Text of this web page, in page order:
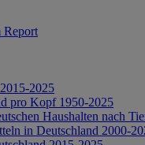
Report
2025
pro Kopf 1950-2025
Haushalten nach
in Deutschland 2000-